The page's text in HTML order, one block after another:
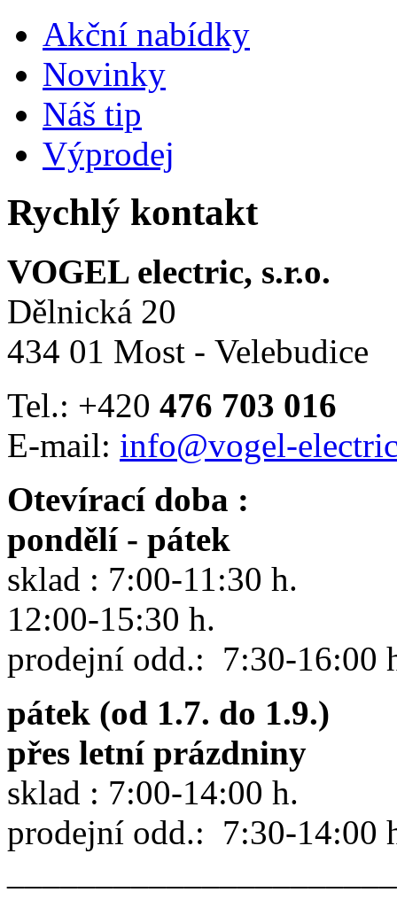
Akční nabídky
Novinky
Náš tip
Výprodej
Rychlý kontakt
VOGEL electric, s.r.o.
Dělnická 20
434 01 Most - Velebudice
Tel.: +420 476 703 016
E-mail: info@vogel-
Otevírací doba :
pondělí - pátek
sklad : 7:00-11:30 h.
12:00-15:30 h.
prodejní odd.: 7:30-16:00
pátek (od 1.7. do 1.9.)
přes letní prázdniny
sklad : 7:00-14:00 h.
prodejní odd.: 7:30-14:00